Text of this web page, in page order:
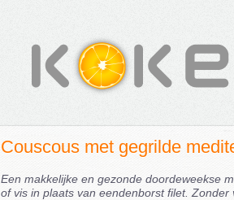
Couscous met gegrilde
Een makkelijke en gezonde doordeweekse
of vis in plaats van eendenborst filet. Zonder